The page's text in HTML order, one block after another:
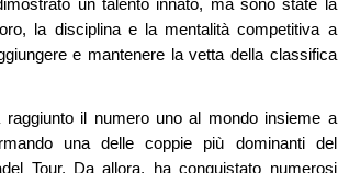
un talento innato, ma sono state la
la disciplina e la mentalità competitiva a
e mantenere la vetta della classifica
il numero uno al mondo insieme a
una delle coppie più dominanti del
Tour. Da allora, ha conquistato numerosi